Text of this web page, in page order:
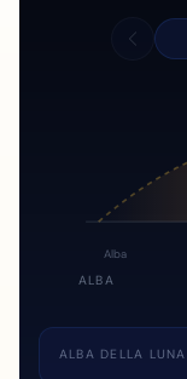
Alba
ALBA
ALBA DELLA LUNA